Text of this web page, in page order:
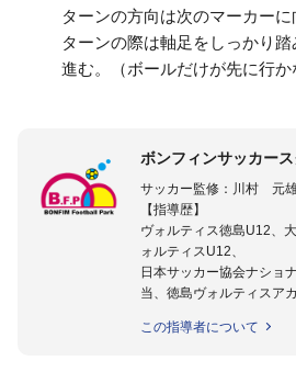
ターンの方向は次のマーカーに
ターンの際は軸足をしっかり
進む。（ボールだけが先に行か
ボンフィンサッカー
サッカー監修：川村 元
【指導歴】
ヴォルティス徳島U12、
ォルティスU12、
日本サッカー協会ナショ
当、徳島ヴォルティスア
日本サッカー協会公認B
この指導者について